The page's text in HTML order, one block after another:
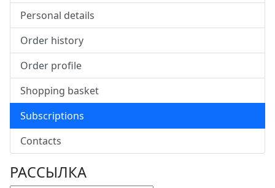
Personal details
Order history
Order profile
Shopping basket
Subscriptions
Contacts
РАССЫЛКА